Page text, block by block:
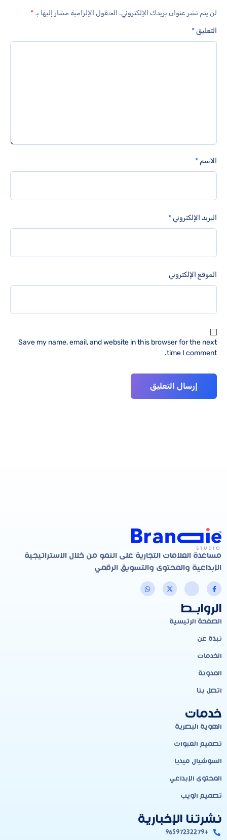
لن يتم نشر عنوان بريدك الإلكتروني. الحقول الإلزامية مشار إليها بـ*
التعليق*
الاسم *
البريد الإلكتروني*
الموقع الإلكتروني
Save my name, email, and website in this browser for the next
time I comment.
مساعدة العلامات التجارية على النمو من خلال الاستراتيجية
الإبداعية والمحتوى والتسويق الرقمي
الروابـط
الصفحة الرئيسية
نبذة عن
الخدمات
المدونة
اتصل بنا
خدمات
الهوية البصرية
تصميم العبوات
السوشيال ميديا
المحتوى الإبداعي
تصميم الويب
نشرتنا الإخبارية
+96597232279